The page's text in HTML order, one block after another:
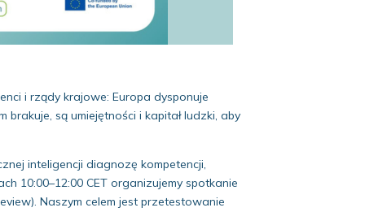
i rządy krajowe: Europa dysponuje
są umiejętności i kapitał ludzki, aby
inteligencji diagnozę kompetencji,
10:00–12:00 CET organizujemy spotkanie
Naszym celem jest przetestowanie